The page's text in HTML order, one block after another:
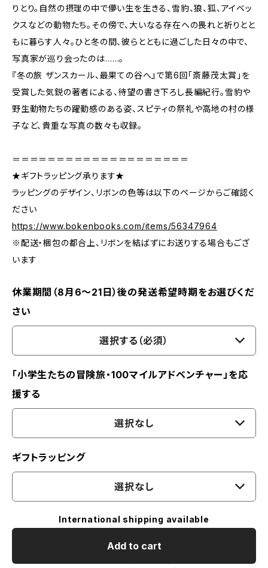
りとり。自然の摂理の中で儚い生を生きる、雪豹、狼、狐、アイベッ
クスなどの動物たち。その傍で、大いなる存在への畏れと祈りとと
もに暮らす人々。ひと冬の間、彼らとともに過ごした日々の中で、
写真家が巡り会ったのは……。
『冬の旅 ザンスカール、最果ての谷へ』で第6回「斎藤茂太賞」を
受賞した気鋭の著者による、待望の書き下ろし長編紀行。雪豹や
野生動物たちの躍動感のある姿、スピティの祭礼や高地の村の様
子など、貴重な写真の数々も収録。
＝＝＝＝＝＝＝＝＝＝＝＝＝＝＝＝＝＝＝＝
★ギフトラッピング承ります★
ラッピングのデザイン、リボンの色等は以下のページからご確認く
ださい
https://www.bokenbooks.com/items/56347964
※配送・梱包の都合上、リボンを結ばずにお送りする場合もござ
います
休業期間（8月6〜21日）後の発送希望時期をお選びくだ
さい
選択する（必須）
「小学生たちの冒険旅・100マイルアドベンチャー」を応
援する
選択なし
ギフトラッピング
選択なし
International shipping available
Add to cart